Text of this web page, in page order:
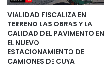
VIALIDAD FISCALIZA EN
TERRENO LAS OBRAS Y LA
CALIDAD DEL PAVIMENTO EN
EL NUEVO
ESTACIONAMIENTO DE
CAMIONES DE CUYA